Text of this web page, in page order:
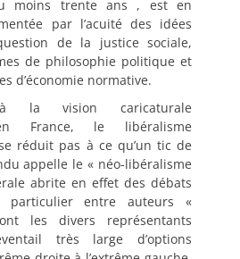
moins trente ans , est en
par l’acuité des idées
de la justice sociale,
de philosophie politique et
d’économie normative.
à la vision caricaturale
France, le libéralisme
réduit pas à ce qu’un tic de
appelle le « néo-libéralisme
abrite en effet des débats
particulier entre auteurs «
les divers représentants
très large d’options